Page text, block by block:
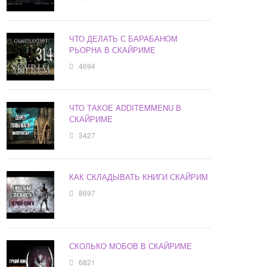
ЧТО ДЕЛАТЬ С БАРАБАНОМ
РЬОРНА В СКАЙРИМЕ
4694
ЧТО ТАКОЕ ADDITEMMENU В
СКАЙРИМЕ
3427
КАК СКЛАДЫВАТЬ КНИГИ СКАЙРИМ
8697
СКОЛЬКО МОБОВ В СКАЙРИМЕ
6821